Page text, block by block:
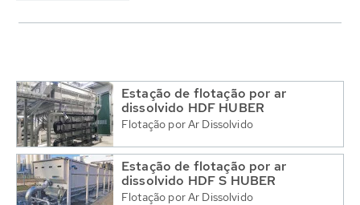
Estação de flotação por ar
dissolvido HDF HUBER
Flotação por Ar Dissolvido
Estação de flotação por ar
dissolvido HDF S HUBER
Flotação por Ar Dissolvido